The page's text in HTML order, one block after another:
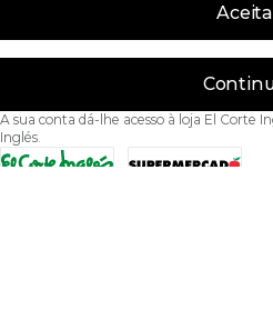
A sua conta dá-lhe acesso à loja El Corte
Inglés.